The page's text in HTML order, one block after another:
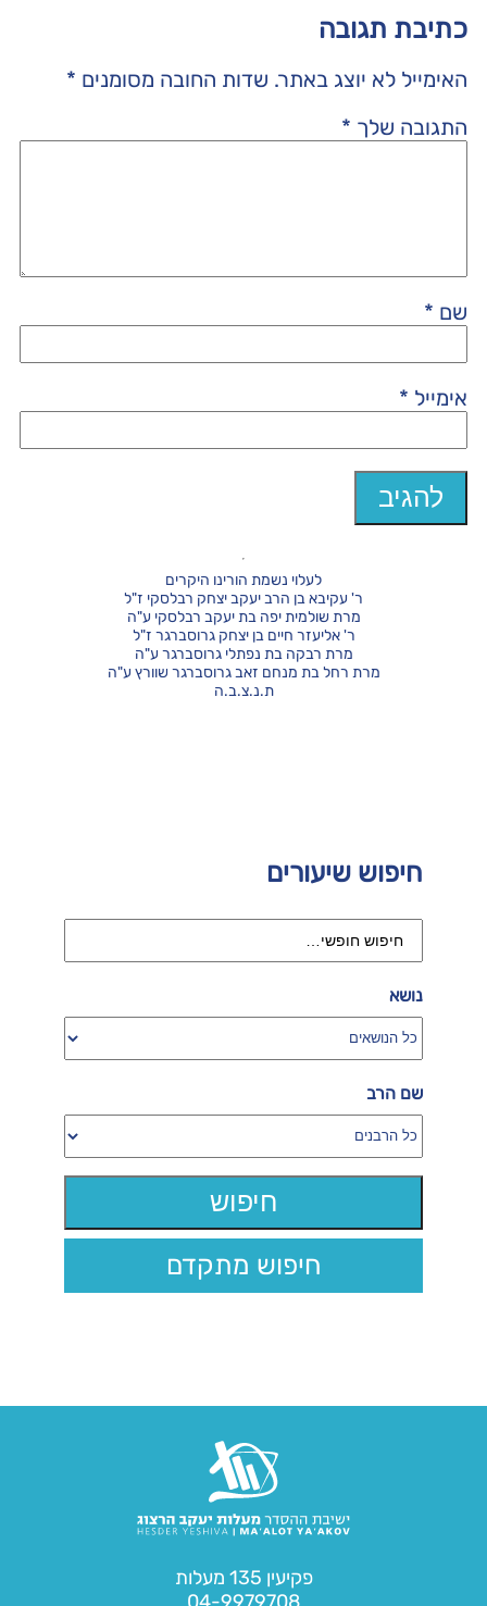
כתיבת תגובה
האימייל לא יוצג באתר. שדות החובה מסומנים *
התגובה שלך *
שם *
אימייל *
חיפוש שיעורים
נושא
שם הרב
חיפוש מתקדם
לעלוי נשמת הורינו היקרים
ר' עקיבא בן הרב יעקב יצחק רבלסקי ז"ל
מרת שולמית יפה בת יעקב רבלסקי ע"ה
ר' אליעזר חיים בן יצחק גרוסברגר ז"ל
מרת רבקה בת נפתלי גרוסברגר ע"ה
מרת רחל בת מנחם זאב גרוסברגר שוורץ ע"ה
ת.נ.צ.ב.ה
פקיעין 135 מעלות